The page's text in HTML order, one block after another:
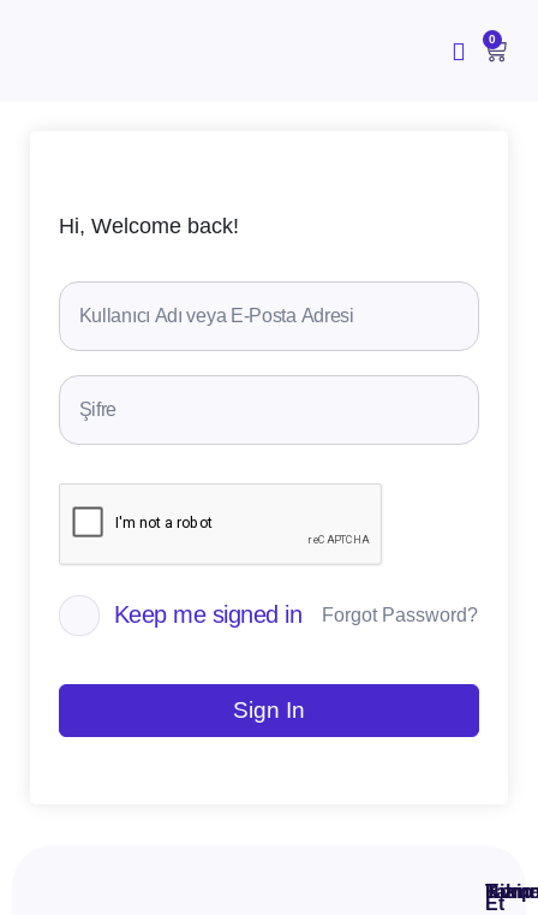
0
Hi, Welcome back!
Keep me signed in Forgot Password?
Sign In
Takip
Et